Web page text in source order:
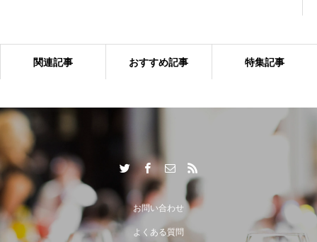
出張シェフサービスならではの付加価値とは？
関連記事 おすすめ記事 特集記事
お問い合わせ
よくある質問